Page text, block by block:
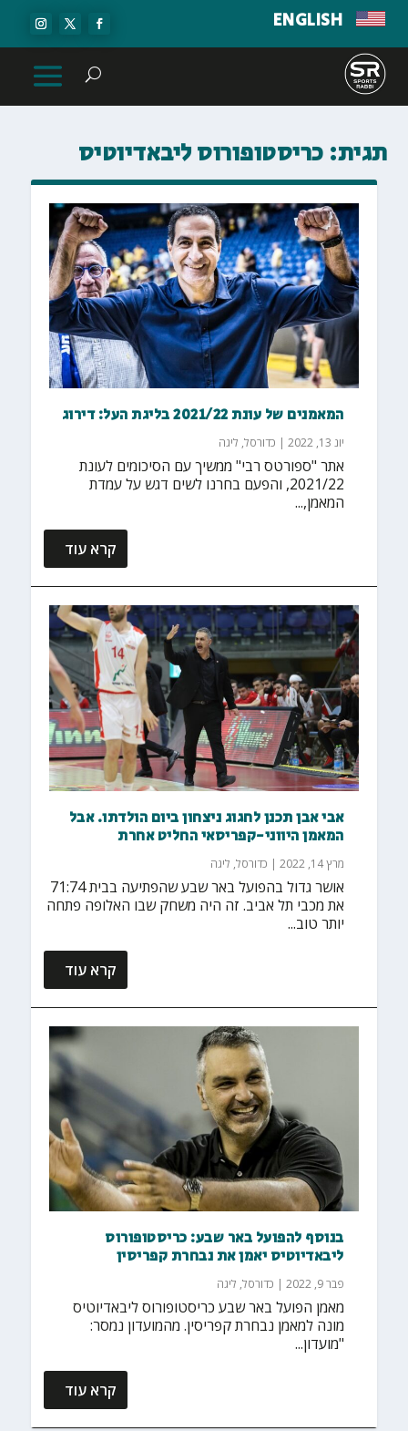
ENGLISH
תגית: כריסטופורוס ליבאדיוטיס
המאמנים של עונת 2021/22 בליגת העל: דירוג
יונ 13, 2022 | כדורסל, ליגה
אתר "ספורטס רבי" ממשיך עם הסיכומים לעונת
2021/22, והפעם בחרנו לשים דגש על עמדת
המאמן,...
קרא עוד
אבי אבן תכנן לחגוג ניצחון ביום הולדתו. אבל
המאמן היווני-קפריסאי החליט אחרת
מרץ 14, 2022 | כדורסל, ליגה
אושר גדול בהפועל באר שבע שהפתיעה בבית 71:74
את מכבי תל אביב. זה היה משחק שבו האלופה פתחה
יותר טוב...
קרא עוד
בנוסף להפועל באר שבע: כריסטופורוס
ליבאדיוטיס יאמן את נבחרת קפריסין
פבר 9, 2022 | כדורסל, ליגה
מאמן הפועל באר שבע כריסטופורוס ליבאדיוטיס
מונה למאמן נבחרת קפריסין. מהמועדון נמסר:
"מועדון...
קרא עוד